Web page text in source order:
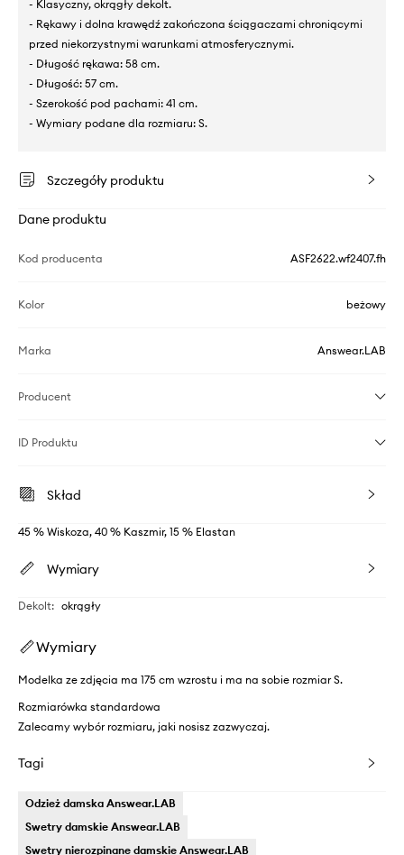
- Klasyczny, okrągły dekolt.
- Rękawy i dolna krawędź zakończona ściągaczami chroniącymi
przed niekorzystnymi warunkami atmosferycznymi.
- Długość rękawa: 58 cm.
- Długość: 57 cm.
- Szerokość pod pachami: 41 cm.
- Wymiary podane dla rozmiaru: S.
Szczegóły produktu
Dane produktu
Kod producenta ASF2622.wf2407.fh
Kolor beżowy
Marka Answear.LAB
Producent
ID Produktu
Skład
45 % Wiskoza, 40 % Kaszmir, 15 % Elastan
Wymiary
Dekolt: okrągły
Wymiary
Modelka ze zdjęcia ma 175 cm wzrostu i ma na sobie rozmiar S.
Rozmiarówka standardowa
Zalecamy wybór rozmiaru, jaki nosisz zazwyczaj.
Tagi
Odzież damska Answear.LAB
Swetry damskie Answear.LAB
Swetry nierozpinane damskie Answear.LAB